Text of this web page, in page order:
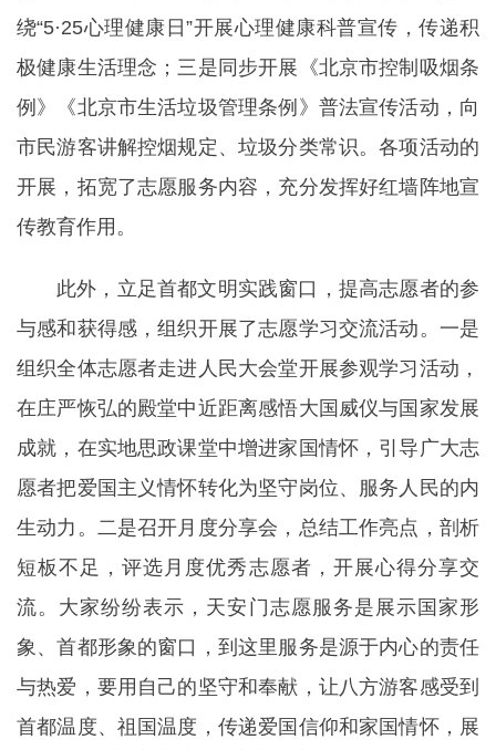
绕“5·25心理健康日”开展心理健康科普宣传，传递积
极健康生活理念；三是同步开展《北京市控制吸烟条
例》《北京市生活垃圾管理条例》普法宣传活动，向
市民游客讲解控烟规定、垃圾分类常识。各项活动的
开展，拓宽了志愿服务内容，充分发挥好红墙阵地宣
传教育作用。
此外，立足首都文明实践窗口，提高志愿者的参
与感和获得感，组织开展了志愿学习交流活动。一是
组织全体志愿者走进人民大会堂开展参观学习活动，
在庄严恢弘的殿堂中近距离感悟大国威仪与国家发展
成就，在实地思政课堂中增进家国情怀，引导广大志
愿者把爱国主义情怀转化为坚守岗位、服务人民的内
生动力。二是召开月度分享会，总结工作亮点，剖析
短板不足，评选月度优秀志愿者，开展心得分享交
流。大家纷纷表示，天安门志愿服务是展示国家形
象、首都形象的窗口，到这里服务是源于内心的责任
与热爱，要用自己的坚守和奉献，让八方游客感受到
首都温度、祖国温度，传递爱国信仰和家国情怀，展